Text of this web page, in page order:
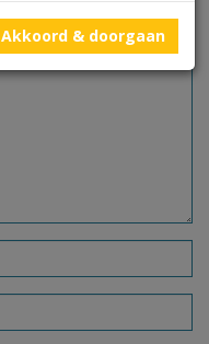
Akkoord & doorgaan